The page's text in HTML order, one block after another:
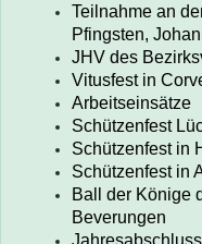
Teilnahme an
Pfingsten,
JHV des
Vitusfest in
Arbeitseinsätze
Schützenfest
Schützenfest in
Schützenfest in
Ball der Könige
Beverungen